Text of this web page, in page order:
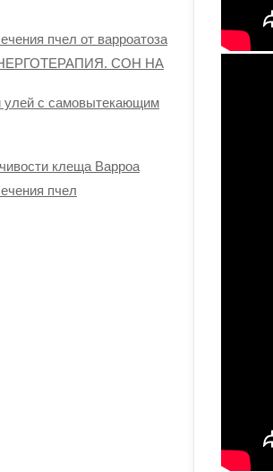
пчел от варроатоза
СОН НА
улей с самовытекающим
клеща Варроа
пчел